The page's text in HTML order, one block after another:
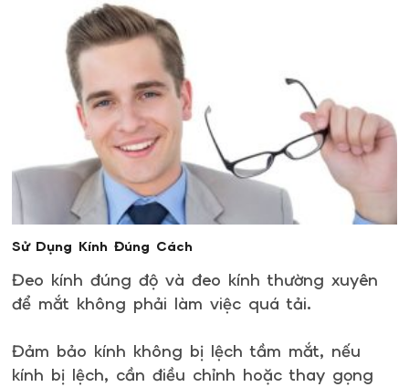
Sử Dụng Kính Đúng Cách
Đeo kính đúng độ và đeo kính thường xuyên
để mắt không phải làm việc quá tải.
Đảm bảo kính không bị lệch tầm mắt, nếu
kính bị lệch, cần điều chỉnh hoặc thay gọng